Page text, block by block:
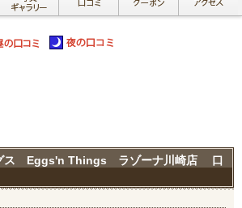
ス Eggs'n Things ラゾーナ川崎店 口